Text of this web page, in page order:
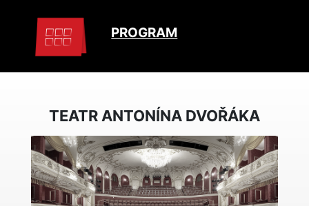
PROGRAM
TEATR ANTONÍNA DVOŘÁKA